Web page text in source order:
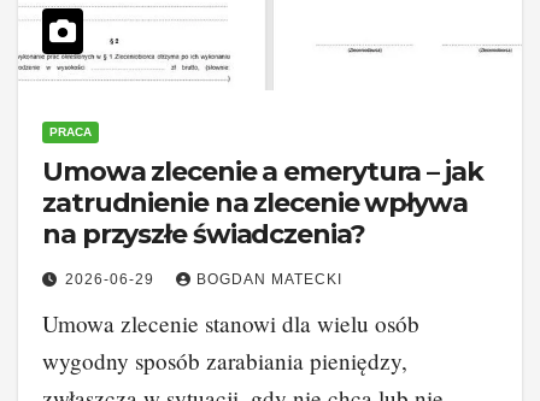
PRACA
Umowa zlecenie a emerytura – jak
zatrudnienie na zlecenie wpływa
na przyszłe świadczenia?
2026-06-29 BOGDAN MATECKI
Umowa zlecenie stanowi dla wielu osób
wygodny sposób zarabiania pieniędzy,